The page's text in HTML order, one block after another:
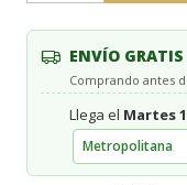
ENVÍO
Comprando antes
Llega el Martes